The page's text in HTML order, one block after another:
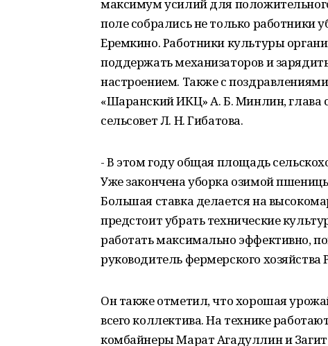
максимум усилий для
поле собрались не только работники
Еремкино. Работники культуры
поддержать механизаторов и
настроением. Также с
«Шаранский ИКЦ» А. Б. Минлин, глава
сельсовет Л. Н. Гибатова.
- В этом году общая площадь
Уже закончена уборка озимой
Большая ставка делается на
предстоит убрать технические
работать максимально эффективно,
руководитель фермерского хозяйства
Он также отметил, что хорошая
всего коллектива. На технике
комбайнеры Марат Агадуллин и Загит